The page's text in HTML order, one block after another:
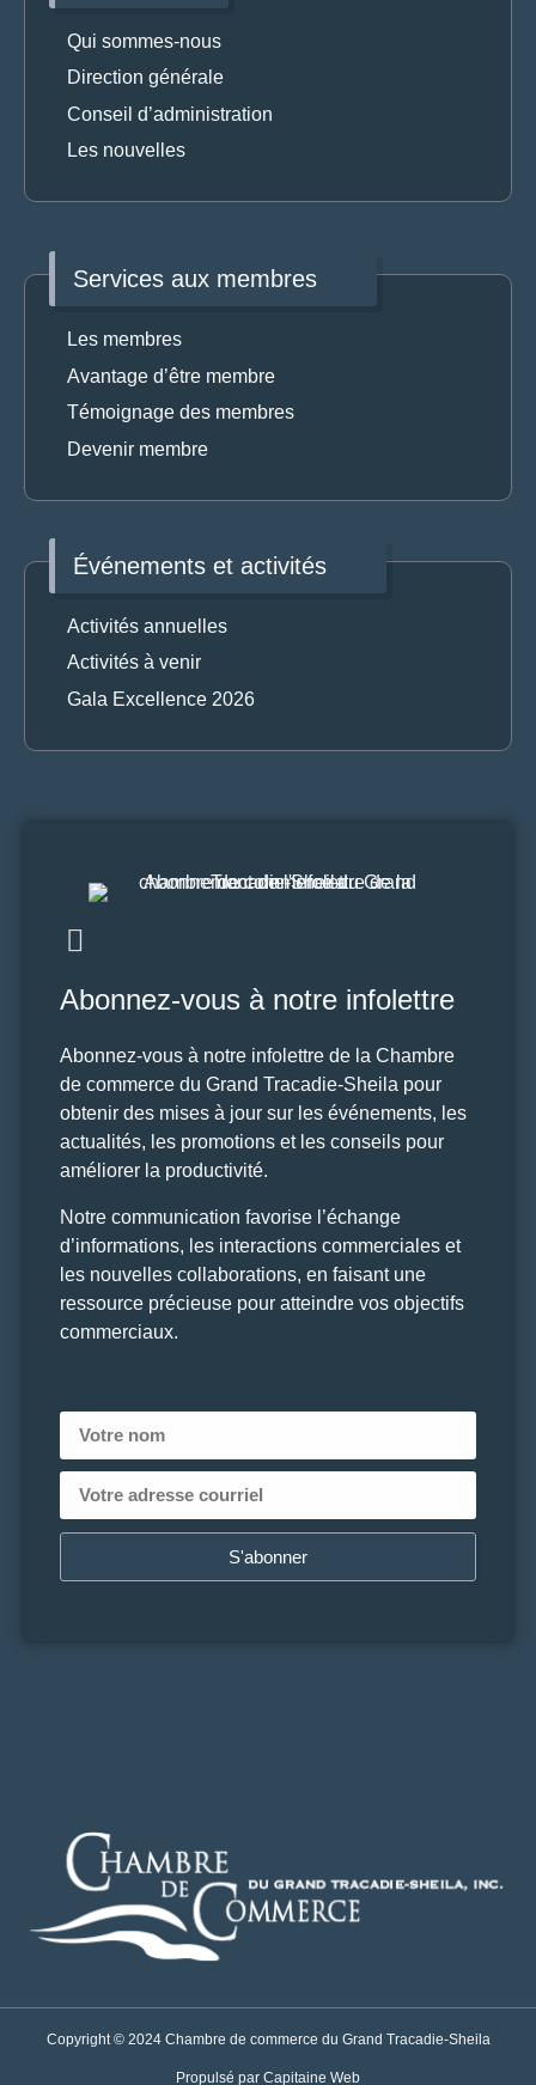
Qui sommes-nous
Direction générale
Conseil d’administration
Les nouvelles
Services aux membres
Les membres
Avantage d’être membre
Témoignage des membres
Devenir membre
Événements et activités
Activités annuelles
Activités à venir
Gala Excellence 2026
Abonnez-vous à notre infolettre
Abonnez-vous à notre infolettre de la Chambre
de commerce du Grand Tracadie-Sheila pour
obtenir des mises à jour sur les événements, les
actualités, les promotions et les conseils pour
améliorer la productivité.
Notre communication favorise l’échange
d’informations, les interactions commerciales et
les nouvelles collaborations, en faisant une
ressource précieuse pour atteindre vos objectifs
commerciaux.
S'abonner
Copyright © 2024 Chambre de commerce du Grand Tracadie-Sheila
Propulsé par Capitaine Web